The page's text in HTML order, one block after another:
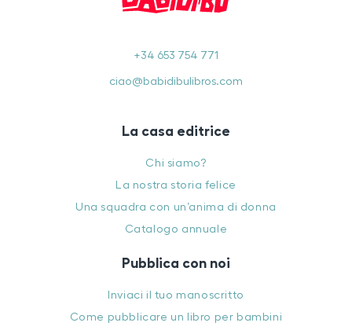
+34 653 754 771
ciao@babidibulibros.com
La casa editrice
Chi siamo?
La nostra storia felice
Una squadra con un’anima di donna
Catalogo annuale
Pubblica con noi
Inviaci il tuo manoscritto
Come pubblicare un libro per bambini